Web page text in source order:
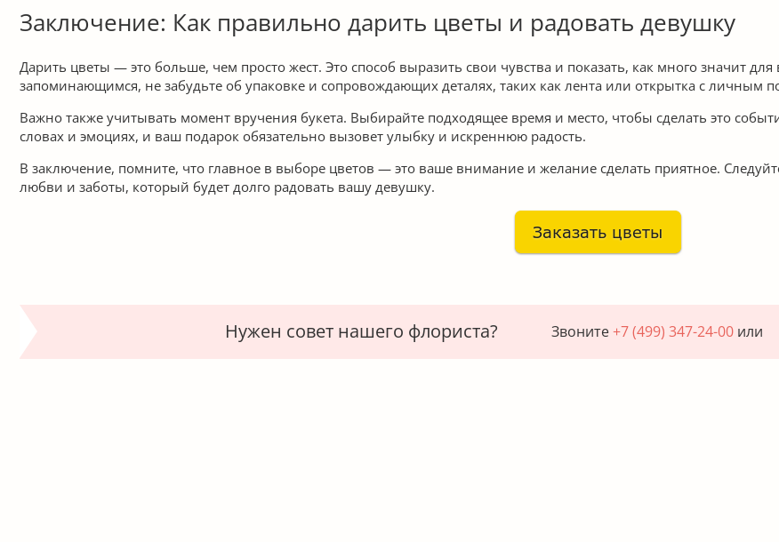
Заключение: Как правильно дарить цветы и радовать девушку
Дарить цветы — это больше, чем просто жест. Это способ выразить свои чувства и показать, как много значит
запоминающимся, не забудьте об упаковке и сопровождающих деталях, таких как лента или открытка с личным
Важно также учитывать момент вручения букета. Выбирайте подходящее время и место, чтобы сделать это
словах и эмоциях, и ваш подарок обязательно вызовет улыбку и искреннюю радость.
В заключение, помните, что главное в выборе цветов — это ваше внимание и желание сделать приятное.
любви и заботы, который будет долго радовать вашу девушку.
Нужен совет нашего флориста? Звоните+7 (499) 347-24-00или